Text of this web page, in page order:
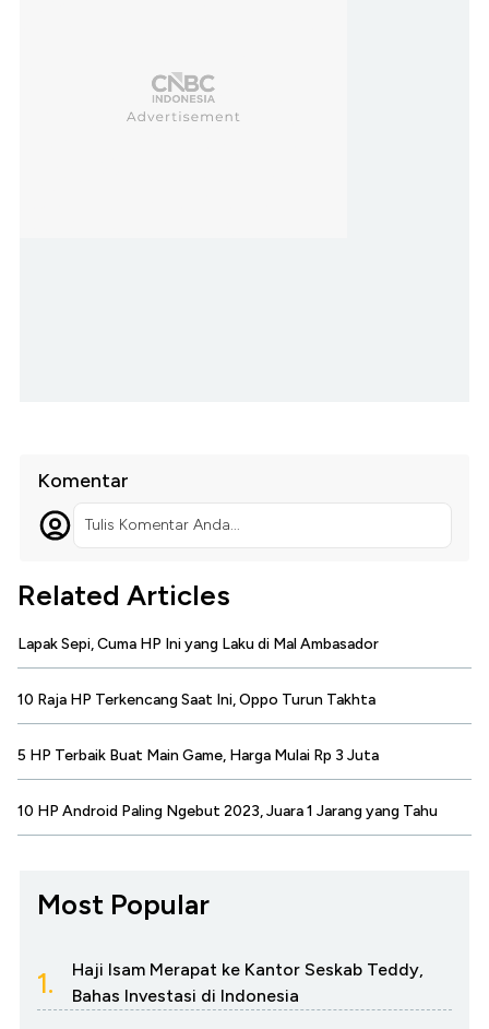
Komentar
Tulis Komentar Anda...
Related Articles
Lapak Sepi, Cuma HP Ini yang Laku di Mal Ambasador
10 Raja HP Terkencang Saat Ini, Oppo Turun Takhta
5 HP Terbaik Buat Main Game, Harga Mulai Rp 3 Juta
10 HP Android Paling Ngebut 2023, Juara 1 Jarang yang Tahu
Most Popular
1.
Haji Isam Merapat ke Kantor Seskab Teddy,
Bahas Investasi di Indonesia